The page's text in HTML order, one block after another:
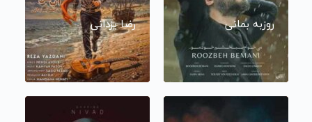
روزبه بمانی رضا یزدانی